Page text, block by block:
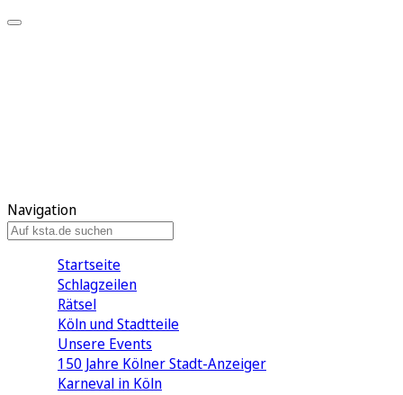
Navigation
Startseite
Schlagzeilen
Rätsel
Köln und Stadtteile
Unsere Events
150 Jahre Kölner Stadt-Anzeiger
Karneval in Köln